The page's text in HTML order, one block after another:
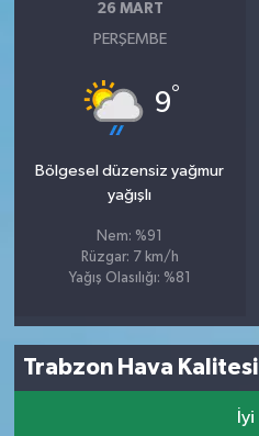
26 MART
PERŞEMBE
9°
Bölgesel düzensiz yağmur
yağışlı
Nem: %91
Rüzgar: 7 km/h
Yağış Olasılığı: %81
Trabzon Hava Kalitesi
İyi